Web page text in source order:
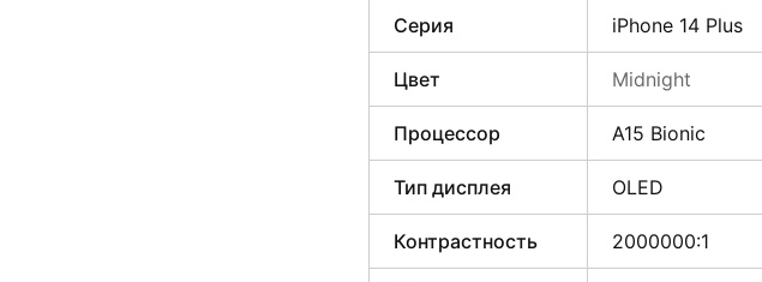
Серия iPhone 14 Plus
Цвет Midnight
Процессор A15 Bionic
Тип дисплея OLED
Контрастность 2000000:1